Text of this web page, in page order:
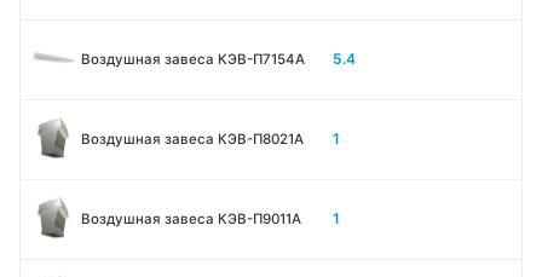
Воздушная завеса КЭВ-П7154A 5.4
Воздушная завеса КЭВ-П8021A 1
Воздушная завеса КЭВ-П9011A 1